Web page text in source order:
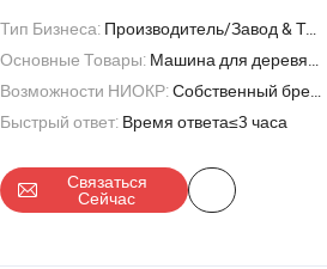
Тип Бизнеса: Производитель/Завод & Торговая Компания
Основные Товары: Машина для деревянных поддонов , машина для изготовления деревянных поддонов , пилорама , машина для забивания гвоздей в поддоны , машина для распылительной покраски
Возможности НИОКР:Собственный бренд,ODM,OEM
Быстрый ответ: Время ответа≤3 часа
Связаться
Сейчас